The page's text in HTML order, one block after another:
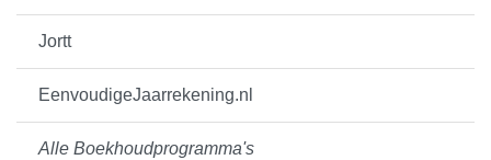
Jortt
EenvoudigeJaarrekening.nl
Alle Boekhoudprogramma's